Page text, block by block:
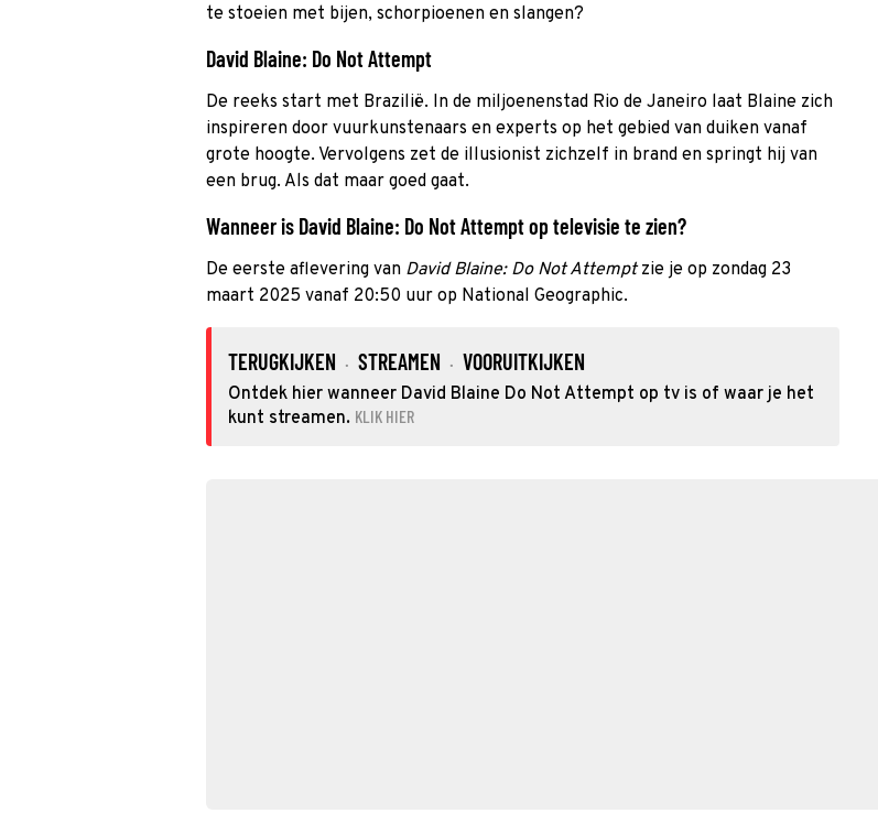
te stoeien met bijen, schorpioenen en slangen?
David Blaine: Do Not Attempt
De reeks start met Brazilië. In de miljoenenstad Rio de Janeiro laat Blaine zich
inspireren door vuurkunstenaars en experts op het gebied van duiken vanaf
grote hoogte. Vervolgens zet de illusionist zichzelf in brand en springt hij van
een brug. Als dat maar goed gaat.
Wanneer is David Blaine: Do Not Attempt op televisie te zien?
De eerste aflevering van David Blaine: Do Not Attemptzie je op zondag 23
maart 2025 vanaf 20:50 uur op National Geographic.
TERUGKIJKEN · STREAMEN · VOORUITKIJKEN
Ontdek hier wanneer David Blaine Do Not Attempt op tv is of waar je het
kunt streamen. KLIK HIER